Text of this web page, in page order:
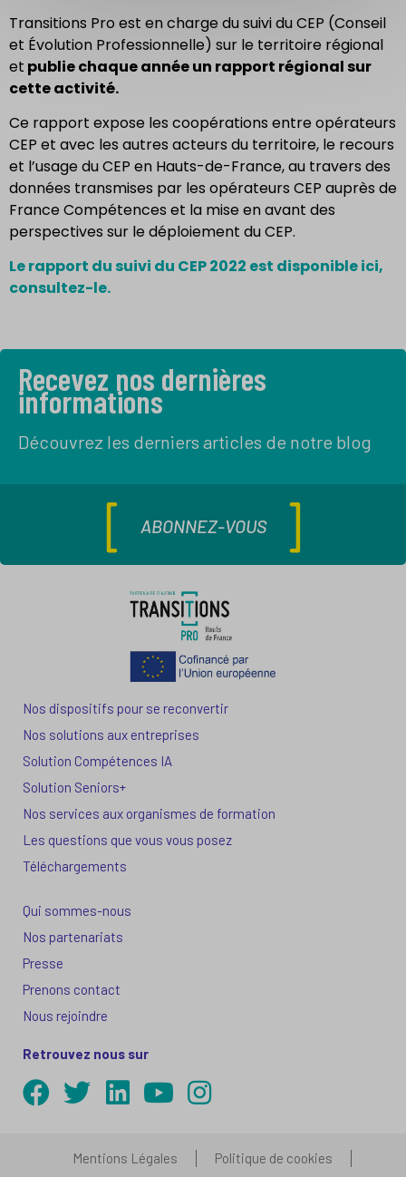
Transitions Pro est en charge du suivi du CEP (Conseil
et Évolution Professionnelle) sur le territoire régional
et publie chaque année un rapport régional sur
cette activité.
Ce rapport expose les coopérations entre opérateurs
CEP et avec les autres acteurs du territoire, le recours
et l’usage du CEP en Hauts-de-France, au travers des
données transmises par les opérateurs CEP auprès de
France Compétences et la mise en avant des
perspectives sur le déploiement du CEP.
Le rapport du suivi du CEP 2022 est disponible ici,
consultez-le.
Recevez nos dernières
informations
Découvrez les derniers articles de notre blog
ABONNEZ-VOUS
Nos dispositifs pour se reconvertir
Nos solutions aux entreprises
Solution Compétences IA
Solution Seniors+
Nos services aux organismes de formation
Les questions que vous vous posez
Téléchargements
Qui sommes-nous
Nos partenariats
Presse
Prenons contact
Nous rejoindre
Retrouvez nous sur
Mentions Légales Politique de cookies